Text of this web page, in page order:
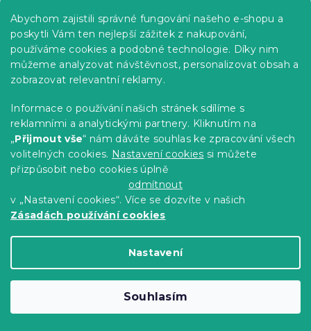
Abychom zajistili správné fungování našeho e-shopu a
poskytli Vám ten nejlepší zážitek z nakupování,
používáme cookies a podobné technologie. Díky nim
můžeme analyzovat návštěvnost, personalizovat obsah a
zobrazovat relevantní reklamy.
Informace o používání našich stránek sdílíme s
reklamními a analytickými partnery. Kliknutím na
„Přijmout vše“ nám dáváte souhlas ke zpracování všech
volitelných cookies. Nastavení cookies si můžete
přizpůsobit nebo cookies úplně
odmítnout
v „Nastavení cookies“. Více se dozvíte v našich
Zásadách používání cookies
Nastavení
Souhlasím
Povlečení z mikrovlákna
WILDFLOWERS barevné
od299 Kč
MINUS15